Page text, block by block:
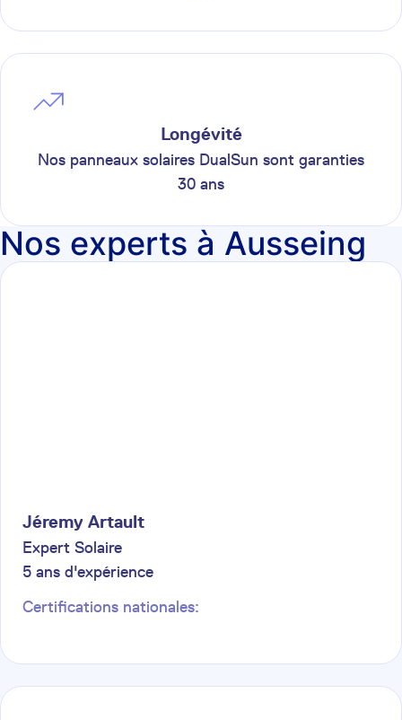
Longévité
Nos panneaux solaires DualSun sont garanties
30 ans
Nos experts à Ausseing
Jéremy Artault
Expert Solaire
5 ans d'expérience
Certifications nationales: